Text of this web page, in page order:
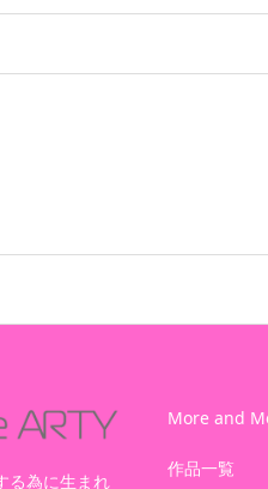
る為に生まれ
More and
作品一覧